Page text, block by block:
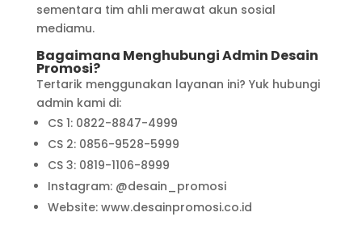
sementara tim ahli merawat akun sosial
mediamu.
Bagaimana Menghubungi Admin Desain
Promosi?
Tertarik menggunakan layanan ini? Yuk hubungi
admin kami di:
CS 1: 0822-8847-4999
CS 2: 0856-9528-5999
CS 3: 0819-1106-8999
Instagram: @desain_promosi
Website: www.desainpromosi.co.id